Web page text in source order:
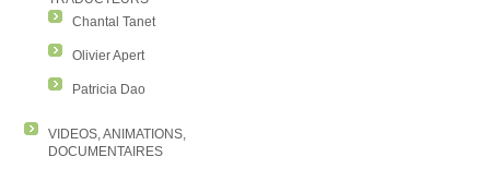
Chantal Tanet
Olivier Apert
Patricia Dao
VIDEOS, ANIMATIONS,
DOCUMENTAIRES